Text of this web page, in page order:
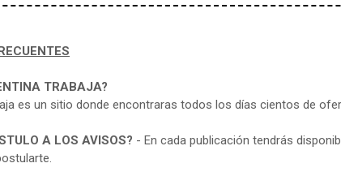
TRABAJA?
es un sitio donde encontraras todos los días cientos de
A LOS AVISOS? - En cada publicación tendrás